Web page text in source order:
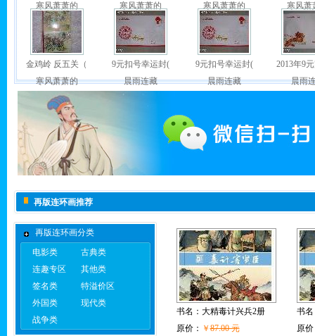
寒风萧萧的
现价:￥430.0
寒风萧萧的
现价:
￥160.0
寒风萧萧的
现价:
￥860.0
寒风萧
现价:
金鸡岭 反五关（
寒风萧萧的
现价:￥430.0
9元扣号幸运封(
晨雨连藏
9元扣号幸运封(
晨雨连藏
2013年9
晨雨
再版连环画推荐
再版连环画分类
电影类
古典类
连趣专区
其他类
签名类
特溢价区
外国类
现代类
战争类
书名： 大精毒计兴兵2册
原价： ￥87.00 元
书名
原